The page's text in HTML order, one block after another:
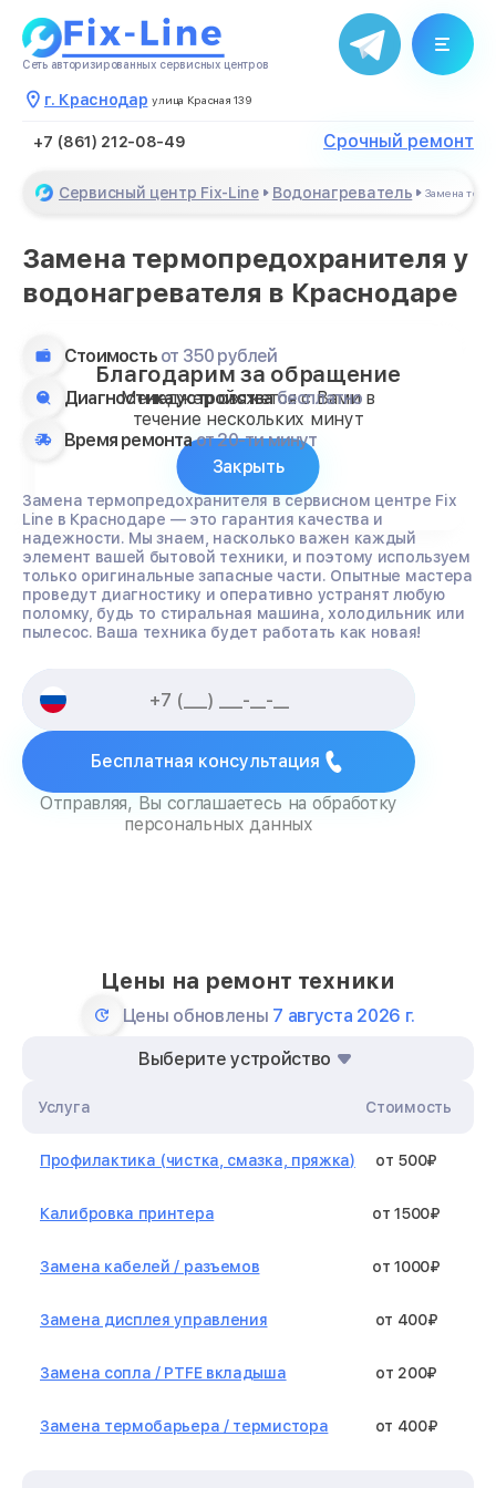
Сеть авторизированных сервисных центров
г. Краснодар улица Красная 139
+7 (861) 212-08-49 Срочный ремонт
Сервисный центр Fix-Line Водонагреватель Замена
Замена термопредохранителя у
водонагревателя в Краснодаре
Стоимость от 350 рублей
Диагностика устройствабесплатно
Время ремонтаот 20-ти минут
Замена термопредохранителя в сервисном центре Fix
Line в Краснодаре — это гарантия качества и
надежности. Мы знаем, насколько важен каждый
элемент вашей бытовой техники, и поэтому используем
только оригинальные запасные части. Опытные мастера
проведут диагностику и оперативно устранят любую
поломку, будь то стиральная машина, холодильник или
пылесос. Ваша техника будет работать как новая!
Бесплатная консультация
Отправляя, Вы соглашаетесь на обработку
персональных данных
Цены на ремонт техники
Цены обновлены 7 августа 2026 г.
Выберите устройство
Услуга Стоимость
Профилактика (чистка, смазка, пряжка) от 500₽
Калибровка принтера от 1500₽
Замена кабелей / разъемов от 1000₽
Замена дисплея управления от 400₽
Замена сопла / PTFE вкладыша от 200₽
Замена термобарьера / термистора от 400₽
Благодарим за обращение
Менеджер свяжется с Вами в
течение нескольких минут
Закрыть